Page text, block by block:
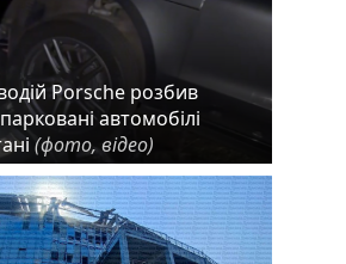
Porsche розбив
автомобілі
(фото, відео)